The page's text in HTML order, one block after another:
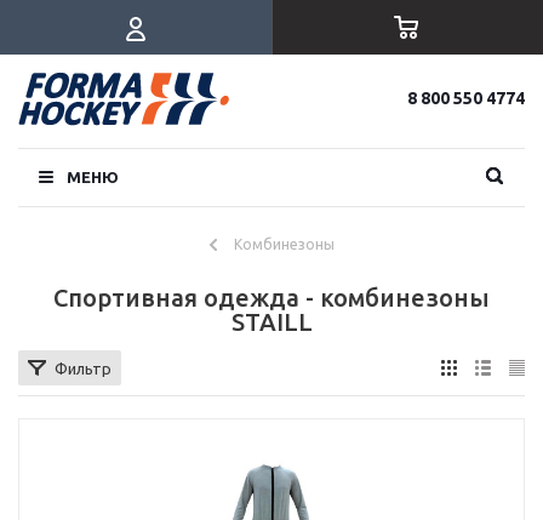
8 800 550 4774
МЕНЮ
Комбинезоны
Спортивная одежда - комбинезоны
STAILL
Фильтр